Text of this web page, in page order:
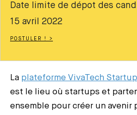
Date limite de dépot des
15 avril 2022
POSTULER ! >
La plateforme VivaTech
est le lieu où startups et
ensemble pour créer un avenir